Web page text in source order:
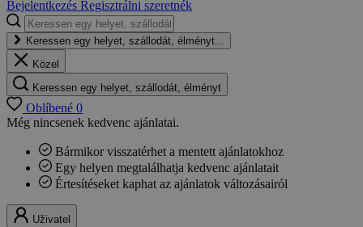
Bejelentkezés Regisztrálni szeretnék
Keressen egy helyet, szállodát, élményt...
Közel
Keressen egy helyet, szállodát, élményt
Oblíbené 0
Még nincsenek kedvenc ajánlatai.
Bármikor visszatérhet a mentett ajánlatokhoz
Egy helyen megtalálhatja kedvenc ajánlatait
Értesítéseket kaphat az ajánlatok változásairól
Uživatel